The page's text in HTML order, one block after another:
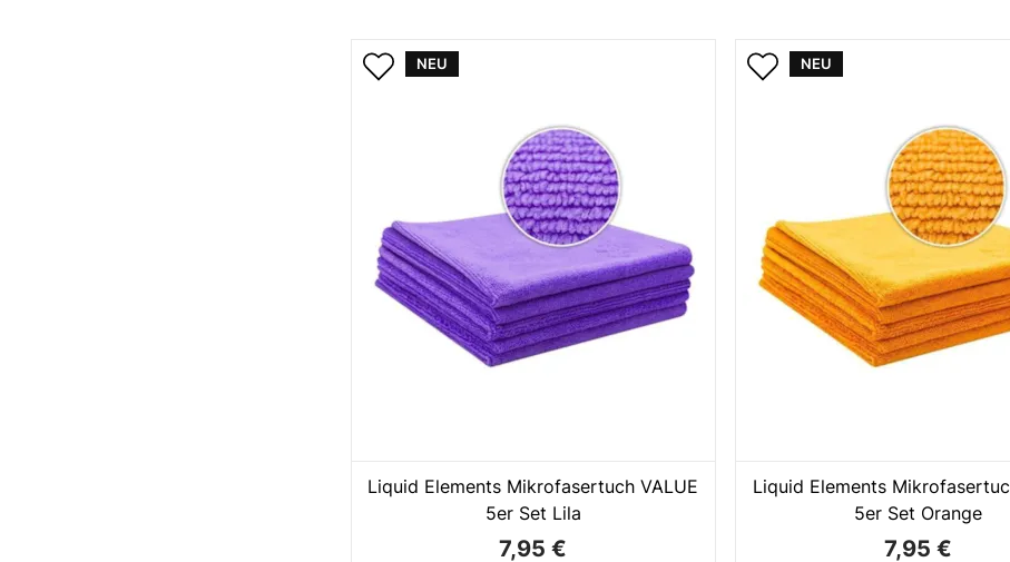
NEU
Liquid Elements Mikrofasertuch VALUE
5er Set Lila
7,95 €
NEU
Liquid Elements
5er Set Orange
7,95 €